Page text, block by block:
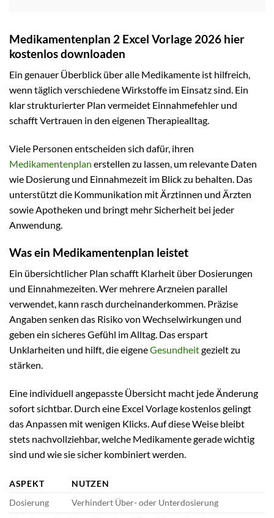
Medikamentenplan 2 Excel Vorlage 2026 hier
kostenlos downloaden
Ein genauer Überblick über alle Medikamente ist hilfreich,
wenn täglich verschiedene Wirkstoffe im Einsatz sind. Ein
klar strukturierter Plan vermeidet Einnahmefehler und
schafft Vertrauen in den eigenen Therapiealltag.
Viele Personen entscheiden sich dafür, ihren
Medikamentenplan erstellen zu lassen, um relevante Daten
wie Dosierung und Einnahmezeit im Blick zu behalten. Das
unterstützt die Kommunikation mit Ärztinnen und Ärzten
sowie Apotheken und bringt mehr Sicherheit bei jeder
Anwendung.
Was ein Medikamentenplan leistet
Ein übersichtlicher Plan schafft Klarheit über Dosierungen
und Einnahmezeiten. Wer mehrere Arzneien parallel
verwendet, kann rasch durcheinanderkommen. Präzise
Angaben senken das Risiko von Wechselwirkungen und
geben ein sicheres Gefühl im Alltag. Das erspart
Unklarheiten und hilft, die eigeneGesundheitgezielt zu
stärken.
Eine individuell angepasste Übersicht macht jede Änderung
sofort sichtbar. Durch eine Excel Vorlage kostenlos gelingt
das Anpassen mit wenigen Klicks. Auf diese Weise bleibt
stets nachvollziehbar, welche Medikamente gerade wichtig
sind und wie sie sicher kombiniert werden.
ASPEKT
NUTZEN
Dosierung
Verhindert Über- oder Unterdosierung